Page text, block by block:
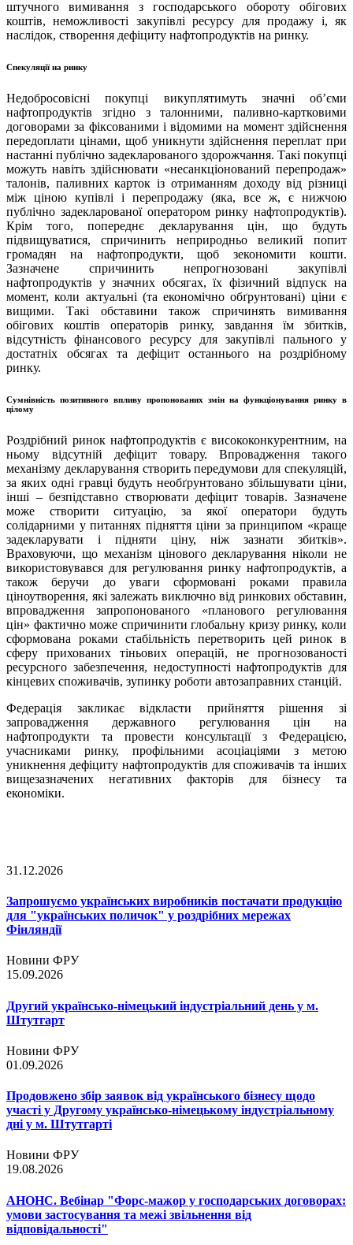
штучного вимивання з господарського обороту обігових
коштів, неможливості закупівлі ресурсу для продажу і, як
наслідок, створення дефіциту нафтопродуктів на ринку.
Спекуляції на ринку
Недобросовісні покупці викуплятимуть значні об’єми
нафтопродуктів згідно з талонними, паливно-картковими
договорами за фіксованими і відомими на момент здійснення
передоплати цінами, щоб уникнути здійснення переплат при
настанні публічно задекларованого здорожчання. Такі покупці
можуть навіть здійснювати «несанкціонований перепродаж»
талонів, паливних карток із отриманням доходу від різниці
між ціною купівлі і перепродажу (яка, все ж, є нижчою
публічно задекларованої оператором ринку нафтопродуктів).
Крім того, попереднє декларування цін, що будуть
підвищуватися, спричинить неприродньо великий попит
громадян на нафтопродукти, щоб зекономити кошти.
Зазначене спричинить непрогнозовані закупівлі
нафтопродуктів у значних обсягах, їх фізичний відпуск на
момент, коли актуальні (та економічно обґрунтовані) ціни є
вищими. Такі обставини також спричинять вимивання
обігових коштів операторів ринку, завдання їм збитків,
відсутність фінансового ресурсу для закупівлі пального у
достатніх обсягах та дефіцит останнього на роздрібному
ринку.
Сумнівність позитивного впливу пропонованих змін на функціонування ринку в
цілому
Роздрібний ринок нафтопродуктів є висококонкурентним, на
ньому відсутній дефіцит товару. Впровадження такого
механізму декларування створить передумови для спекуляцій,
за яких одні гравці будуть необґрунтовано збільшувати ціни,
інші – безпідставно створювати дефіцит товарів. Зазначене
може створити ситуацію, за якої оператори будуть
солідарними у питаннях підняття ціни за принципом «краще
задекларувати і підняти ціну, ніж зазнати збитків».
Враховуючи, що механізм цінового декларування ніколи не
використовувався для регулювання ринку нафтопродуктів, а
також беручи до уваги сформовані роками правила
ціноутворення, які залежать виключно від ринкових обставин,
впровадження запропонованого «планового регулювання
цін» фактично може спричинити глобальну кризу ринку, коли
сформована роками стабільність перетворить цей ринок в
сферу прихованих тіньових операцій, не прогнозованості
ресурсного забезпечення, недоступності нафтопродуктів для
кінцевих споживачів, зупинку роботи автозаправних станцій.
Федерація закликає відкласти прийняття рішення зі
запровадження державного регулювання цін на
нафтопродукти та провести консультації з Федерацією,
учасниками ринку, профільними асоціаціями з метою
уникнення дефіциту нафтопродуктів для споживачів та інших
вищезазначених негативних факторів для бізнесу та
економіки.
31.12.2026
Запрошуємо українських виробників постачати продукцію
для "українських поличок" у роздрібних мережах
Фінляндії
Новини ФРУ
15.09.2026
Другий українсько-німецький індустріальний день у м.
Штутгарт
Новини ФРУ
01.09.2026
Продовжено збір заявок від українського бізнесу щодо
участі у Другому українсько-німецькому індустріальному
дні у м. Штутгарті
Новини ФРУ
19.08.2026
АНОНС. Вебінар "Форс-мажор у господарських договорах:
умови застосування та межі звільнення від
відповідальності"